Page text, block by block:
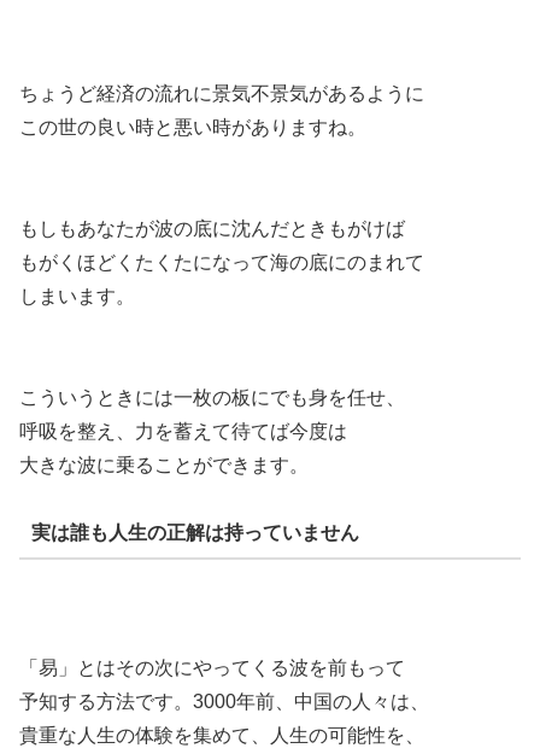
ちょうど経済の流れに景気不景気があるように
この世の良い時と悪い時がありますね。
もしもあなたが波の底に沈んだときもがけば
もがくほどくたくたになって海の底にのまれて
しまいます。
こういうときには一枚の板にでも身を任せ、
呼吸を整え、力を蓄えて待てば今度は
大きな波に乗ることができます。
実は誰も人生の正解は持っていません
「易」とはその次にやってくる波を前もって
予知する方法です。3000年前、中国の人々は、
貴重な人生の体験を集めて、人生の可能性を、